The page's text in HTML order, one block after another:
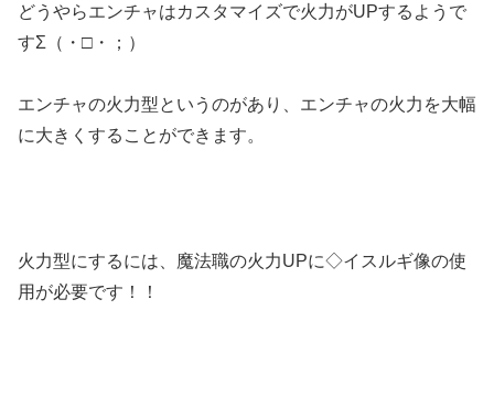
どうやらエンチャはカスタマイズで火力がUPするようで
すΣ（・□・；）
エンチャの火力型というのがあり、エンチャの火力を大幅
に大きくすることができます。
火力型にするには、魔法職の火力UPに◇イスルギ像の使
用が必要です！！